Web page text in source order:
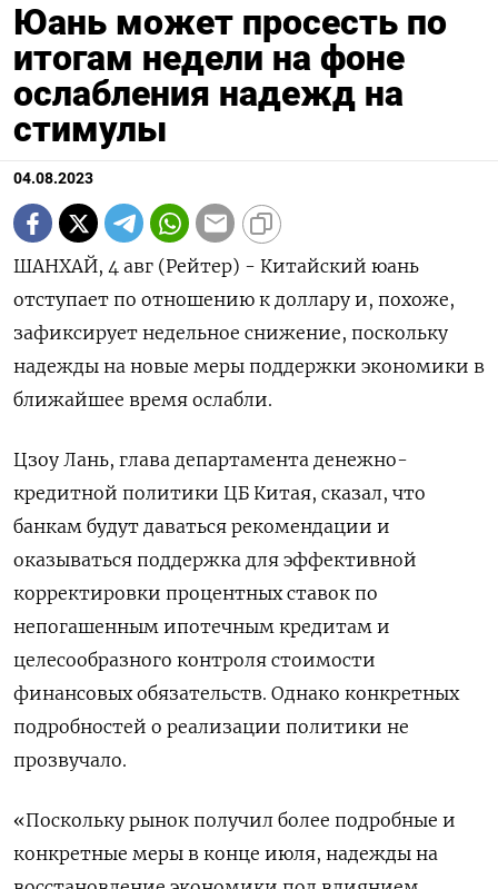
Юань может просесть по
итогам недели на фоне
ослабления надежд на
стимулы
04.08.2023
ШАНХАЙ, 4 авг (Рейтер) - Китайский юань
отступает по отношению к доллару и, похоже,
зафиксирует недельное снижение, поскольку
надежды на новые меры поддержки экономики в
ближайшее время ослабли.
Цзоу Лань, глава департамента денежно-
кредитной политики ЦБ Китая, сказал, что
банкам будут даваться рекомендации и
оказываться поддержка для эффективной
корректировки процентных ставок по
непогашенным ипотечным кредитам и
целесообразного контроля стоимости
финансовых обязательств. Однако конкретных
подробностей о реализации политики не
прозвучало.
«Поскольку рынок получил более подробные и
конкретные меры в конце июля, надежды на